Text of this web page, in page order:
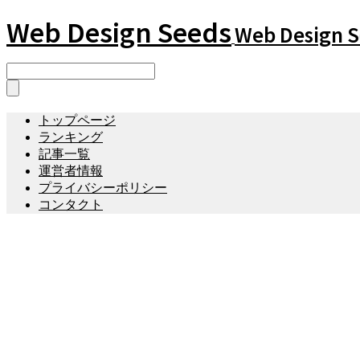
Web Design SeedsWeb Design
トップページ
ランキング
記事一覧
運営者情報
プライバシーポリシー
コンタクト